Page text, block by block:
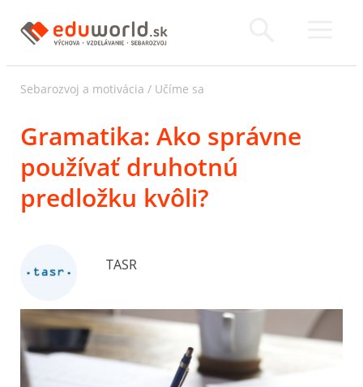
Sebarozvoj a motivácia / Učíme sa
Gramatika: Ako správne
používať druhotnú
predložku kvôli?
TASR